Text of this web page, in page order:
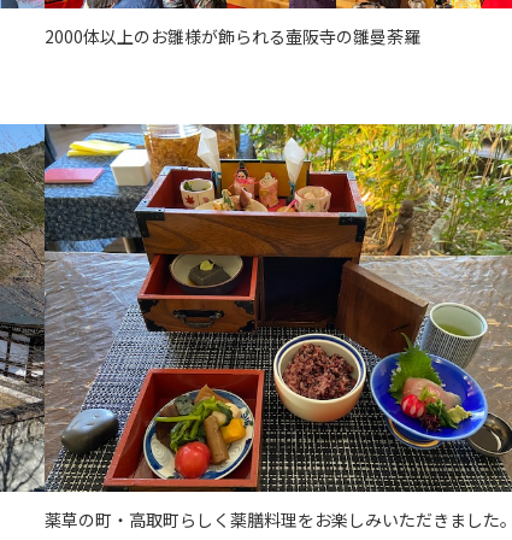
2000体以上のお雛様が飾られる壷阪寺の雛曼荼羅
薬草の町・高取町らしく薬膳料理をお楽しみいただきました